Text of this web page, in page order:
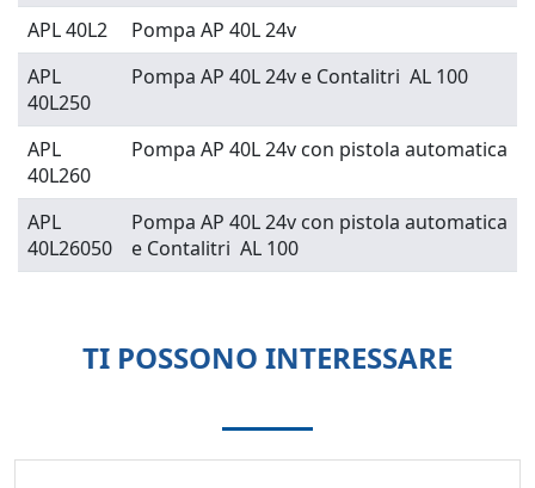
APL 40L2
Pompa AP 40L 24v
APL
40L250
Pompa AP 40L 24v e Contalitri AL 100
APL
40L260
Pompa AP 40L 24v con pistola automatica
APL
40L26050
Pompa AP 40L 24v con pistola automatica
e Contalitri AL 100
TI POSSONO INTERESSARE